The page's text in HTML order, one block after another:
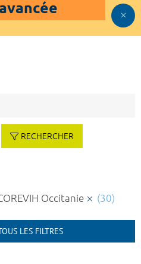
RECHERCHER
Occitanie (30)
LES FILTRES